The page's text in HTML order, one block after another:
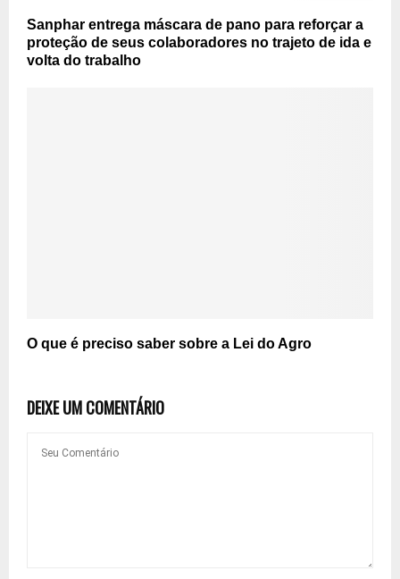
Sanphar entrega máscara de pano para reforçar a
proteção de seus colaboradores no trajeto de ida e
volta do trabalho
O que é preciso saber sobre a Lei do Agro
DEIXE UM COMENTÁRIO